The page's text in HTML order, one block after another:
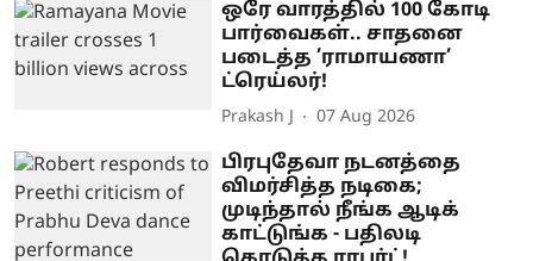
ஒரே வாரத்தில் 100 கோடி
பார்வைகள்.. சாதனை
படைத்த ’ராமாயணா’
ட்ரெய்லர்!
Prakash J 07 Aug 2026
பிரபுதேவா நடனத்தை
விமர்சித்த நடிகை;
முடிந்தால் நீங்க ஆடிக்
காட்டுங்க - பதிலடி